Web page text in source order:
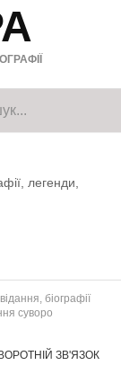
легенди,
біографії
суворо
ЗВ'ЯЗОК